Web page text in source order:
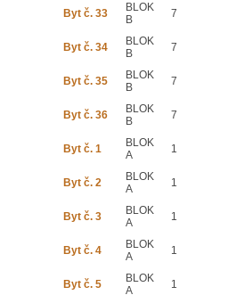
Byt č. 33
BLOK
B
7
Byt č. 34
BLOK
B
7
Byt č. 35
BLOK
B
7
Byt č. 36
BLOK
B
7
Byt č. 1
BLOK
A
1
Byt č. 2
BLOK
A
1
Byt č. 3
BLOK
A
1
Byt č. 4
BLOK
A
1
Byt č. 5
BLOK
A
1